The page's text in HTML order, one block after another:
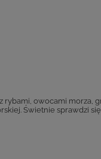
rybami, owocami morza,
Świetnie sprawdzi